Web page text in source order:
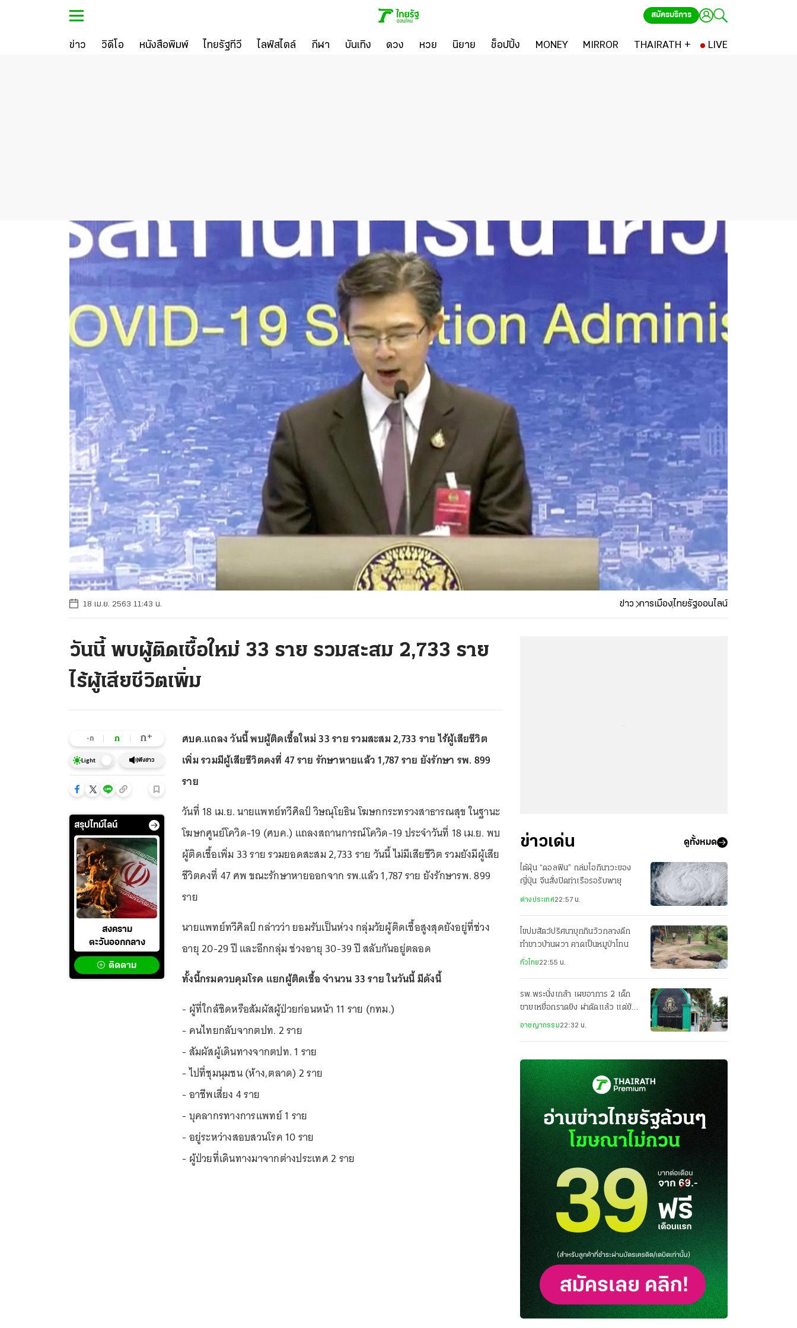
สมัครบริการ
ข่าว วิดีโอ หนังสือพิมพ์ ไทยรัฐทีวี ไลฟ์สไตล์ กีฬา บันเทิง ดวง หวย นิยาย ช็อปปิ้ง MONEY MIRROR THAIRATH + LIVE
18 เม.ย. 2563 11:43 น. ข่าว การเมืองไทยรัฐออนไลน์
วันนี้ พบผู้ติดเชื้อใหม่ 33 ราย รวมสะสม 2,733 ราย
ไร้ผู้เสียชีวิตเพิ่ม
-ก ก ก+
Light ฟังข่าว
สรุปไทม์ไลน์
สงคราม
ตะวันออกกลาง
ติดตาม
ศบค.แถลง วันนี้ พบผู้ติดเชื้อใหม่ 33 ราย รวมสะสม 2,733 ราย ไร้ผู้เสียชีวิต
เพิ่ม รวมมีผู้เสียชีวิตคงที่ 47 ราย รักษาหายแล้ว 1,787 ราย ยังรักษา รพ. 899
ราย
วันที่ 18 เม.ย. นายแพทย์ทวีศิลป์ วิษณุโยธิน โฆษกกระทรวงสาธารณสุข ในฐานะ
โฆษกศูนย์โควิด-19 (ศบค.) แถลงสถานการณ์โควิด-19 ประจำวันที่ 18 เม.ย. พบ
ผู้ติดเชื้อเพิ่ม 33 ราย รวมยอดสะสม 2,733 ราย วันนี้ ไม่มีเสียชีวิต รวมยังมีผู้เสีย
ชีวิตคงที่ 47 ศพ ขณะรักษาหายออกจาก รพ.แล้ว 1,787 ราย ยังรักษารพ. 899
ราย
นายแพทย์ทวีศิลป์ กล่าวว่า ยอมรับเป็นห่วง กลุ่มวัยผู้ติดเชื้อสูงสุดยังอยู่ที่ช่วง
อายุ 20-29 ปี และอีกกลุ่ม ช่วงอายุ 30-39 ปี สลับกันอยู่ตลอด
ทั้งนี้กรมควบคุมโรค แยกผู้ติดเชื้อ จำนวน 33 ราย ในวันนี้ มีดังนี้
- ผู้ที่ใกล้ชิดหรือสัมผัสผู้ป่วยก่อนหน้า 11 ราย (กทม.)
- คนไทยกลับจากตปท. 2 ราย
- สัมผัสผู้เดินทางจากตปท. 1 ราย
- ไปที่ชุมนุมชน (ห้าง,ตลาด) 2 ราย
- อาชีพเสี่ยง 4 ราย
- บุคลากรทางการเเพทย์ 1 ราย
- อยู่ระหว่างสอบสวนโรค 10 ราย
- ผู้ป่วยที่เดินทางมาจากต่างประเทศ 2 ราย
ข่าวเด่น ดูทั้งหมด
ไต้ฝุ่น “ดอลฟิน” ถล่มโอกินาวะของ
ญี่ปุ่น จีนสั่งปิดท่าเรือรอรับพายุ
ต่างประเทศ22:57 น.
ไขปมสัตว์ปริศนาบุกกินวัวกลางดึก
ทำชาวบ้านผวา คาดเป็นหมูป่าโทน
ทั่วไทย22:55 น.
รพ.พระนั่งเกล้า เผยอาการ 2 เด็ก
ชายเหยื่อกราดยิง ผ่าตัดแล้ว แต่ยัง
อาชญากรรม22:32 น.